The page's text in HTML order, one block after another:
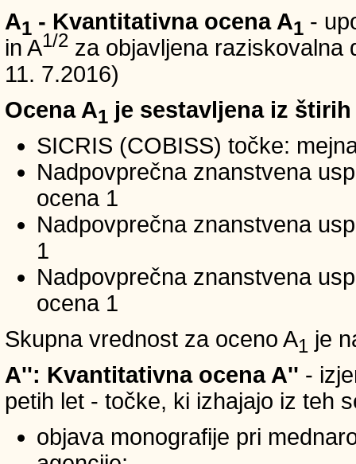
A1 - Kvantitativna ocena A1 -
in A1/2 za objavljena raziskovalna
11. 7.2016)
Ocena A1 je sestavljena iz
SICRIS (COBISS) točke:
Nadpovprečna znanstvena
ocena 1
Nadpovprečna znanstvena
1
Nadpovprečna znanstvena
ocena 1
Skupna vrednost za oceno A1 je
A'': Kvantitativna ocena A'' -
petih let - točke, ki izhajajo iz teh
objava monografije pri